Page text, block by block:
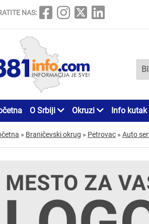
NAS:
O Srbiji Okruzi Info kutak
» Braničevski okrug » Petrovac » Auto